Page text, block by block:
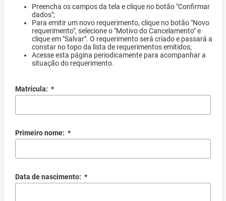
Preencha os campos da tela e clique no botão "Confirmar
dados";
Para emitir um novo requerimento, clique no botão "Novo
requerimento", selecione o "Motivo do Cancelamento" e
clique em "Salvar". O requerimento será criado e passará a
constar no topo da lista de requerimentos emitidos;
Acesse esta página periodicamente para acompanhar a
situação do requerimento.
Matrícula: *
Primeiro nome: *
Data de nascimento: *